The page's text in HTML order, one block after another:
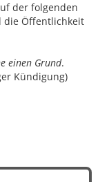
der folgenden
die Öffentlichkeit
einen Grund.
Kündigung)